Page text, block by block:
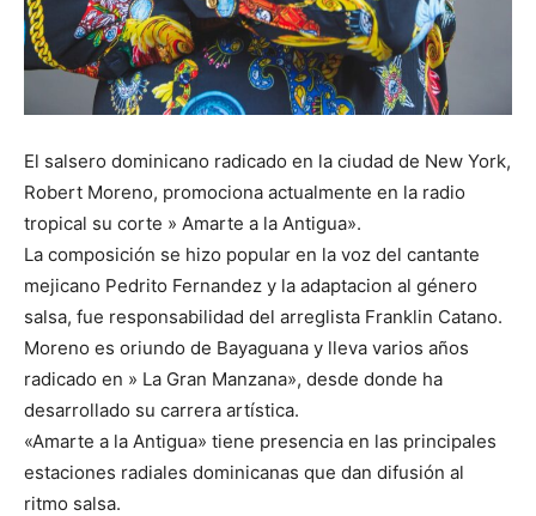
El salsero dominicano radicado en la ciudad de New York,
Robert Moreno, promociona actualmente en la radio
tropical su corte » Amarte a la Antigua».
La composición se hizo popular en la voz del cantante
mejicano Pedrito Fernandez y la adaptacion al género
salsa, fue responsabilidad del arreglista Franklin Catano.
Moreno es oriundo de Bayaguana y lleva varios años
radicado en » La Gran Manzana», desde donde ha
desarrollado su carrera artística.
«Amarte a la Antigua» tiene presencia en las principales
estaciones radiales dominicanas que dan difusión al
ritmo salsa.